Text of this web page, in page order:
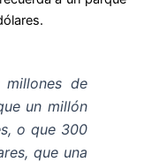
de
un millón
o que 300
que una